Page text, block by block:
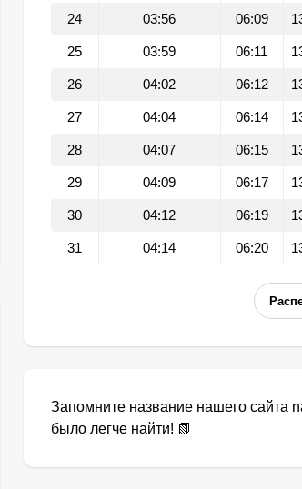
24 03:56 06:09
25 03:59 06:11
26 04:02 06:12
27 04:04 06:14
28 04:07 06:15
29 04:09 06:17
30 04:12 06:19
31 04:14 06:20
Запомните название нашего сайта
было легче найти! 📗